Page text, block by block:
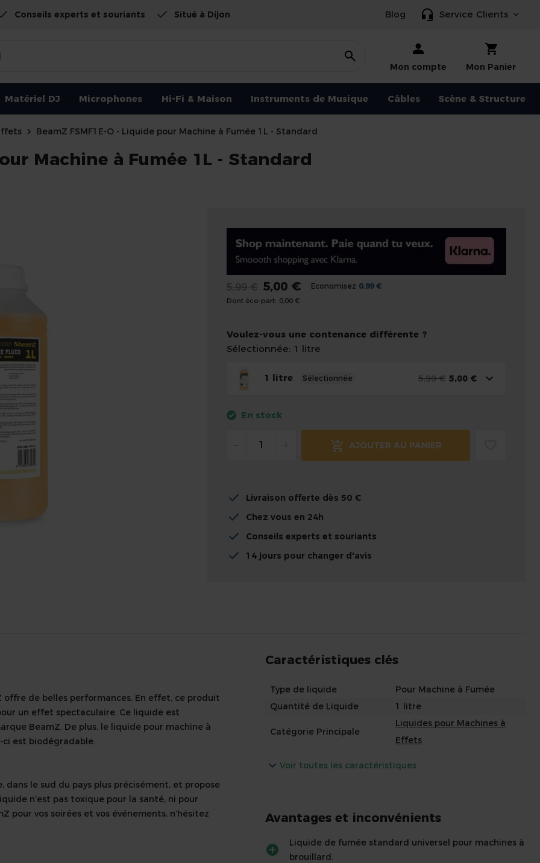
Conseils experts et souriants Situé à Dijon Blog Service Clients
Mon compte Mon Panier
Matériel DJ Microphones Hi-Fi & Maison Instruments de Musique Câbles Scène & Structure
BeamZ FSMF1E-O - Liquide pour Machine à Fumée 1L - Standard
Machine à Fumée 1L - Standard
5,00 €
5,99 € Economisez 0,99 €
Dont éco-part: 0,00 €
Voulez-vous une contenance différente ?
Sélectionnée: 1 litre
1 litre Sélectionnée 5,00 €
5,99 €
AJOUTER AU PANIER
En stock
Livraison offerte dès 50 €
Chez vous en 24h
Conseils experts et souriants
14 jours pour changer d'avis
de belles performances. En effet, ce produit
un effet spectaculaire. Ce liquide est
BeamZ. De plus, le liquide pour machine à
ci est biodégradable.
le sud du pays plus précisément, et propose
n’est pas toxique pour la santé, ni pour
pour vos soirées et vos événements, n’hésitez
Caractéristiques clés
Type de liquide
Pour Machine à Fumée
Quantité de Liquide
1 litre
Catégorie Principale
Liquides pour Machines à
Effets
Voir toutes les caractéristiques
Avantages et inconvénients
Liquide de fumée standard universel pour machines à
brouillard.